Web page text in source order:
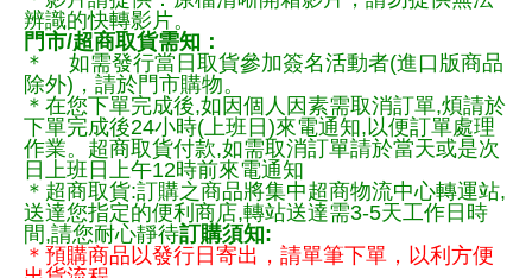
辨識的快轉影片。
門市/超商取貨需知：
＊ 如需發行當日取貨參加簽名活動者(進口版商品
除外)，請於門市購物。
＊在您下單完成後,如因個人因素需取消訂單,煩請於
下單完成後24小時(上班日)來電通知,以便訂單處理
作業。超商取貨付款,如需取消訂單請於當天或是次
日上班日上午12時前來電通知
＊超商取貨:訂購之商品將集中超商物流中心轉運站,
送達您指定的便利商店,轉站送達需3-5天工作日時
間,請您耐心靜待訂購須知:
＊預購商品以發行日寄出，請單筆下單，以利方便